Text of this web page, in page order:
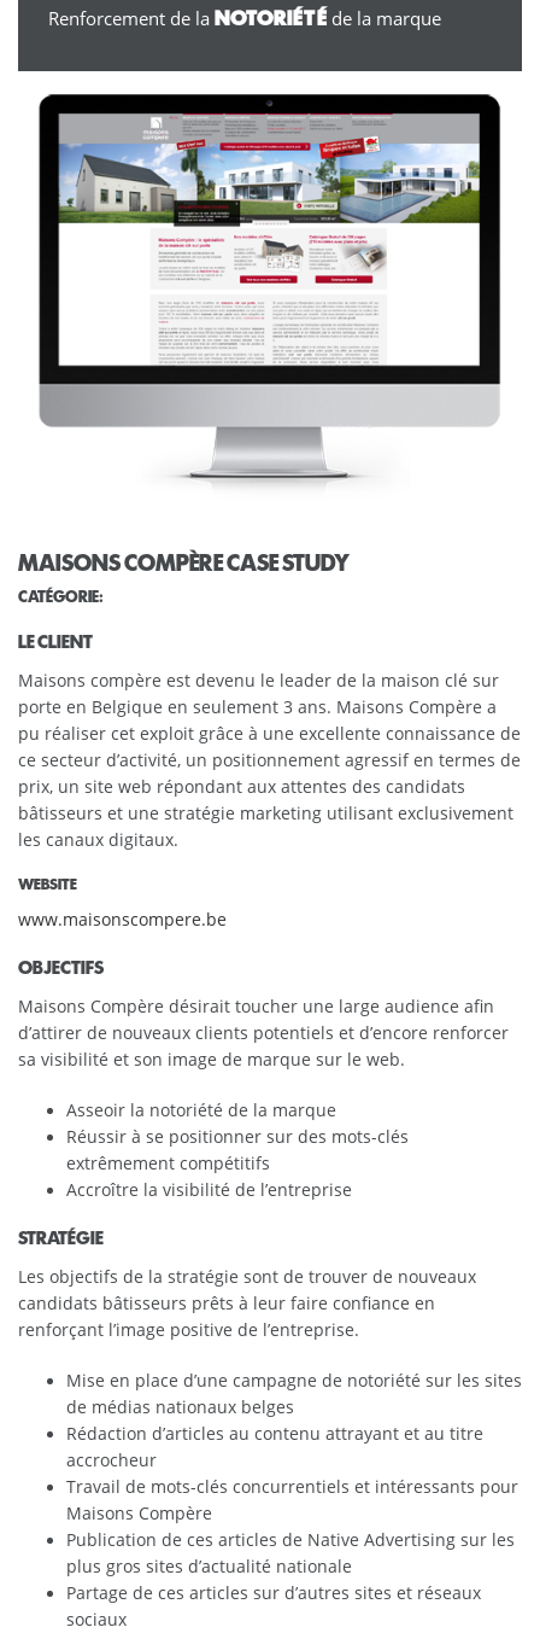
Renforcement de la NOTORIÉTÉ de la marque
MAISONS COMPÈRE CASE STUDY
CATÉGORIE:
LE CLIENT
Maisons compère est devenu le leader de la maison clé sur
porte en Belgique en seulement 3 ans. Maisons Compère a
pu réaliser cet exploit grâce à une excellente connaissance de
ce secteur d’activité, un positionnement agressif en termes de
prix, un site web répondant aux attentes des candidats
bâtisseurs et une stratégie marketing utilisant exclusivement
les canaux digitaux.
WEBSITE
www.maisonscompere.be
OBJECTIFS
Maisons Compère désirait toucher une large audience afin
d’attirer de nouveaux clients potentiels et d’encore renforcer
sa visibilité et son image de marque sur le web.
Asseoir la notoriété de la marque
Réussir à se positionner sur des mots-clés
extrêmement compétitifs
Accroître la visibilité de l’entreprise
STRATÉGIE
Les objectifs de la stratégie sont de trouver de nouveaux
candidats bâtisseurs prêts à leur faire confiance en
renforçant l’image positive de l’entreprise.
Mise en place d’une campagne de notoriété sur les sites
de médias nationaux belges
Rédaction d’articles au contenu attrayant et au titre
accrocheur
Travail de mots-clés concurrentiels et intéressants pour
Maisons Compère
Publication de ces articles de Native Advertising sur les
plus gros sites d’actualité nationale
Partage de ces articles sur d’autres sites et réseaux
sociaux